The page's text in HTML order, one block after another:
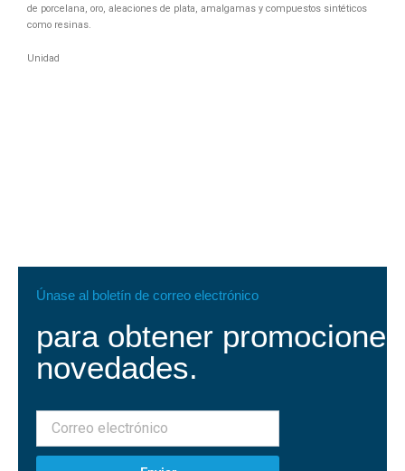
de porcelana, oro, aleaciones de plata, amalgamas y compuestos sintéticos
como resinas.
Unidad
Únase al boletín de correo electrónico
para obtener
novedades.